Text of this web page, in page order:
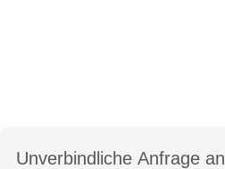
Unverbindliche Anfrage an